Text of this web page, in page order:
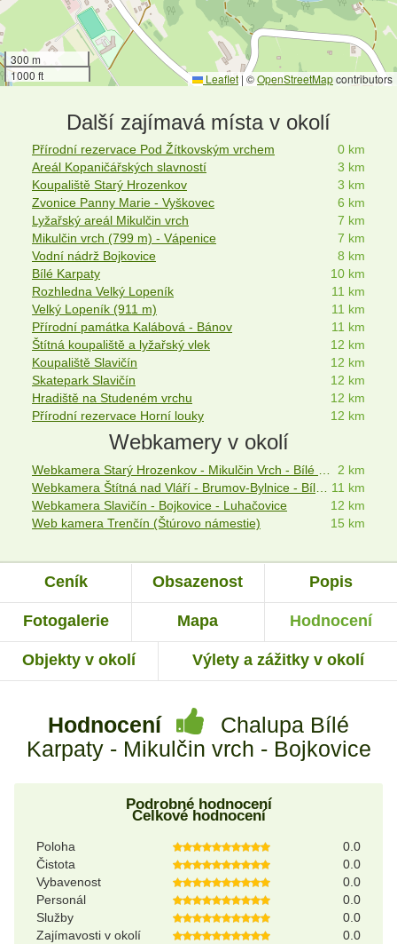
300 m
1000 ft
Leaflet | ©OpenStreetMapcontributors
Další zajímavá místa v okolí
Přírodní rezervace Pod Žítkovským vrchem
0 km
Areál Kopaničářských slavností
3 km
Koupaliště Starý Hrozenkov
3 km
Zvonice Panny Marie - Vyškovec
6 km
Lyžařský areál Mikulčin vrch
7 km
Mikulčin vrch (799 m) - Vápenice
7 km
Vodní nádrž Bojkovice
8 km
Bílé Karpaty
10 km
Rozhledna Velký Lopeník
11 km
Velký Lopeník (911 m)
11 km
Přírodní památka Kalábová - Bánov
11 km
Štítná koupaliště a lyžařský vlek
12 km
Koupaliště Slavičín
12 km
Skatepark Slavičín
12 km
Hradiště na Studeném vrchu
12 km
Přírodní rezervace Horní louky
12 km
Webkamery v okolí
2 km
11 km
Webkamera Slavičín - Bojkovice - Luhačovice
12 km
Web kamera Trenčín (Štúrovo námestie)
15 km
Ceník Obsazenost Popis
Fotogalerie Mapa Hodnocení
Objekty v okolí Výlety a zážitky v okolí
Hodnocení
Chalupa Bílé
Karpaty - Mikulčin vrch - Bojkovice
Podrobné hodnocení
Celkové hodnocení
Poloha
0.0
Čistota
0.0
Vybavenost
0.0
Personál
0.0
Služby
0.0
Zajímavosti v okolí
0.0